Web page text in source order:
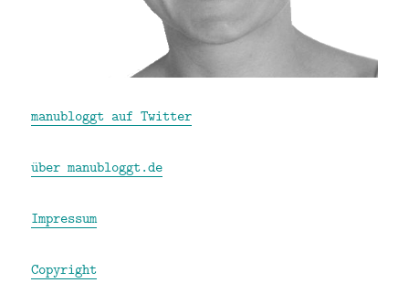
manubloggt auf Twitter
über manubloggt.de
Impressum
Copyright